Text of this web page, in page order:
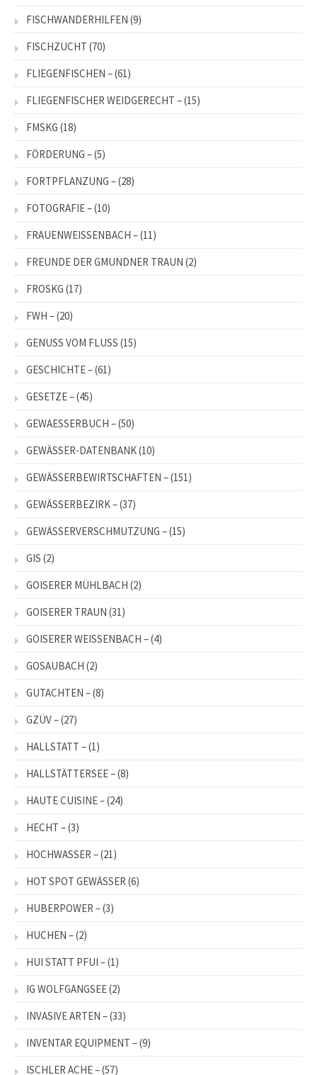
FISCHWANDERHILFEN (9)
FISCHZUCHT (70)
FLIEGENFISCHEN –(61)
FLIEGENFISCHER WEIDGERECHT –(15)
FMSKG (18)
FÖRDERUNG –(5)
FORTPFLANZUNG –(28)
FOTOGRAFIE –(10)
FRAUENWEISSENBACH –(11)
FREUNDE DER GMUNDNER TRAUN (2)
FROSKG (17)
FWH –(20)
GENUSS VOM FLUSS (15)
GESCHICHTE –(61)
GESETZE –(45)
GEWAESSERBUCH –(50)
GEWÄSSER-DATENBANK(10)
GEWÄSSERBEWIRTSCHAFTEN –(151)
GEWÄSSERBEZIRK –(37)
GEWÄSSERVERSCHMUTZUNG –(15)
GIS (2)
GOISERER MÜHLBACH (2)
GOISERER TRAUN (31)
GOISERER WEISSENBACH –(4)
GOSAUBACH (2)
GUTACHTEN –(8)
GZÜV –(27)
HALLSTATT –(1)
HALLSTÄTTERSEE –(8)
HAUTE CUISINE –(24)
HECHT –(3)
HOCHWASSER –(21)
HOT SPOT GEWÄSSER (6)
HUBERPOWER –(3)
HUCHEN –(2)
HUI STATT PFUI –(1)
IG WOLFGANGSEE(2)
INVASIVE ARTEN –(33)
INVENTAR EQUIPMENT –(9)
ISCHLER ACHE –(57)